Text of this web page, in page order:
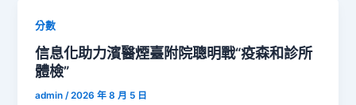
分數
信息化助力濱醫煙臺附院聰明戰“疫森和診所
體檢”
admin /2026 年 8 月 5 日